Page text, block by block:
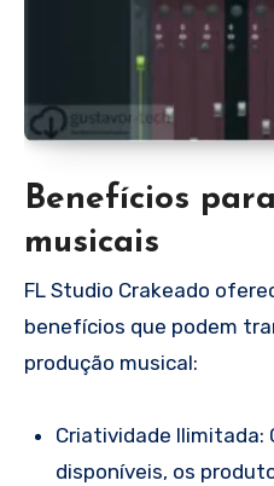
Benefícios
musicais
FL Studio Crakeado
benefícios que podem
produção musical:
Criatividade Ilimitada:
disponíveis, os